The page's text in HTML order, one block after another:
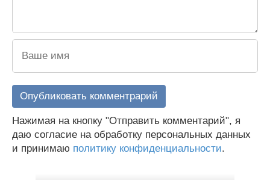
Нажимая на кнопку "Отправить комментарий", я
даю согласие на обработку персональных данных
и принимаю политику конфиденциальности.